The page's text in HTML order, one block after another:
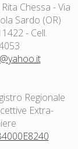
Chessa - Via
Sardo (OR)
- Cell.
Regionale
Extra-